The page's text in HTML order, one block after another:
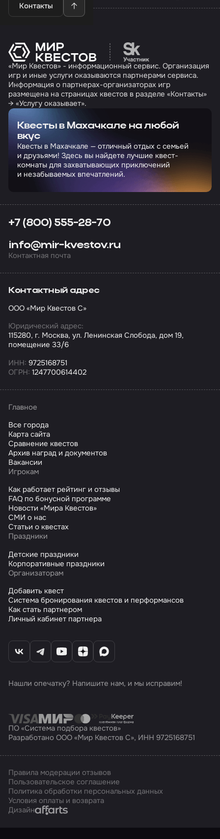
Контакты
Перейти на сайт
«Мир Квестов» - информационный сервис. Организация
игр и иные услуги оказываются партнерами сервиса.
Информация о партнерах-организаторах игр
размещена на страницах квестов в разделе «Контакты»
→ «Услугу оказывает».
Квесты в Махачкале на любой
вкус
Квесты в Махачкале — отличный отдых с семьей
и друзьями! Здесь вы найдете лучшие квест-
комнаты для захватывающих приключений
и незабываемых впечатлений.
+7 (800) 555-28-70
info@mir-kvestov.ru
Контактная почта
Контактный адрес
ООО «Мир Квестов С»
Юридический адрес:
115280, г. Москва, ул. Ленинская Слобода, дом 19,
помещение 33/6
ИНН: 9725168751
ОГРН: 1247700614402
Главное
Все города
Карта сайта
Сравнение квестов
Архив наград и документов
Вакансии
Игрокам
Как работает рейтинг и отзывы
FAQ по бонусной программе
Новости «Мира Квестов»
СМИ о нас
Статьи о квестах
Праздники
Детские праздники
Корпоративные праздники
Организаторам
Добавить квест
Система бронирования квестов и перформансов
Как стать партнером
Личный кабинет партнера
Нашли опечатку? Напишите нам, и мы исправим!
ПО «Система подбора квестов»
Разработано ООО «Мир Квестов С», ИНН 9725168751
Правила модерации отзывов
Пользовательское соглашение
Политика обработки персональных данных
Условия оплаты и возврата
ДизайнAffarts